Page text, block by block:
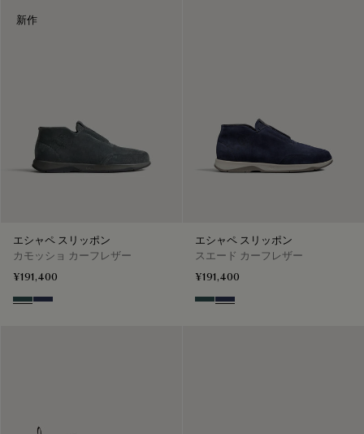
新作
エシャペ スリッポン
カモッショ カーフレザー
¥191,400
Asphalt
Blu
エシャペ スリッポン
スエード カーフレザー
¥191,400
Asphalt
Blu